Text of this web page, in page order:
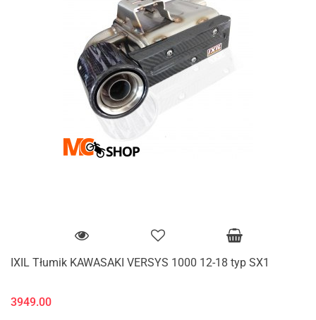
IXIL Tłumik KAWASAKI VERSYS 1000 12-18 typ SX1
3949.00